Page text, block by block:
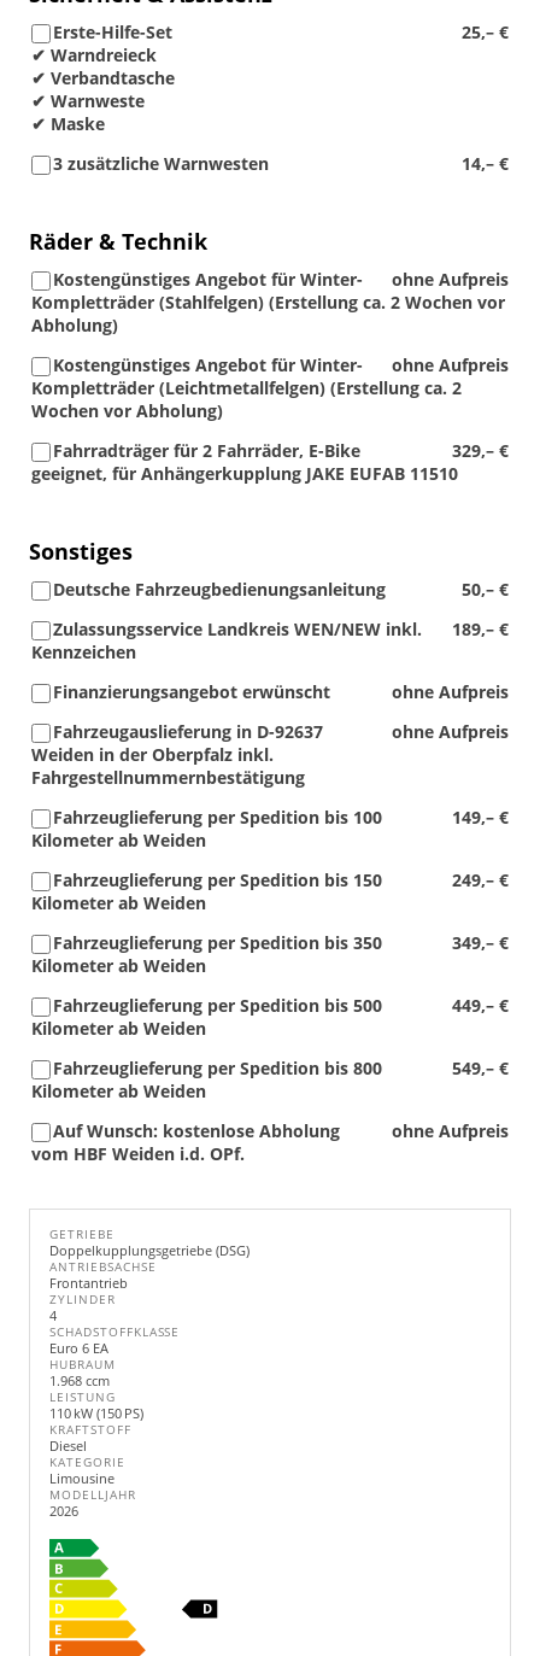
25,– €
Erste-Hilfe-Set
✔ Warndreieck
✔ Verbandtasche
✔ Warnweste
✔ Maske
14,– €
3 zusätzliche Warnwesten
Räder & Technik
ohne Aufpreis
Kostengünstiges Angebot für Winter-
Kompletträder (Stahlfelgen) (Erstellung ca. 2 Wochen vor
Abholung)
ohne Aufpreis
Kostengünstiges Angebot für Winter-
Kompletträder (Leichtmetallfelgen) (Erstellung ca. 2
Wochen vor Abholung)
329,– €
Fahrradträger für 2 Fahrräder, E-Bike
geeignet, für Anhängerkupplung JAKE EUFAB 11510
Sonstiges
50,– €
Deutsche Fahrzeugbedienungsanleitung
189,– €
Zulassungsservice Landkreis WEN/NEW inkl.
Kennzeichen
ohne Aufpreis
Finanzierungsangebot erwünscht
ohne Aufpreis
Fahrzeugauslieferung in D-92637
Weiden in der Oberpfalz inkl.
Fahrgestellnummernbestätigung
149,– €
Fahrzeuglieferung per Spedition bis 100
Kilometer ab Weiden
249,– €
Fahrzeuglieferung per Spedition bis 150
Kilometer ab Weiden
349,– €
Fahrzeuglieferung per Spedition bis 350
Kilometer ab Weiden
449,– €
Fahrzeuglieferung per Spedition bis 500
Kilometer ab Weiden
549,– €
Fahrzeuglieferung per Spedition bis 800
Kilometer ab Weiden
ohne Aufpreis
Auf Wunsch: kostenlose Abholung
vom HBF Weiden i.d. OPf.
GETRIEBE
Doppelkupplungsgetriebe (DSG)
ANTRIEBSACHSE
Frontantrieb
ZYLINDER
4
SCHADSTOFFKLASSE
Euro 6 EA
HUBRAUM
1.968 ccm
LEISTUNG
110 kW (150 PS)
KRAFTSTOFF
Diesel
KATEGORIE
Limousine
MODELLJAHR
2026